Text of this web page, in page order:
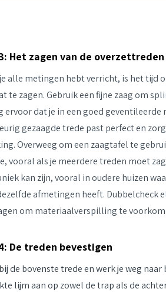
Het zagen van de overzettreden
alle metingen hebt verricht, is het tijd
te zagen. Gebruik een fijne zaag om
ervoor dat je in een goed geventileerde
gezaagde trede past perfect en
Overweeg om een zaagtafel te
vooral als je meerdere treden moet
kan zijn, vooral in oudere huizen
afmetingen heeft. Dubbelcheck
om materiaalverspilling te
De treden bevestigen
de bovenste trede en werk je weg naar
lijm aan op zowel de trap als de